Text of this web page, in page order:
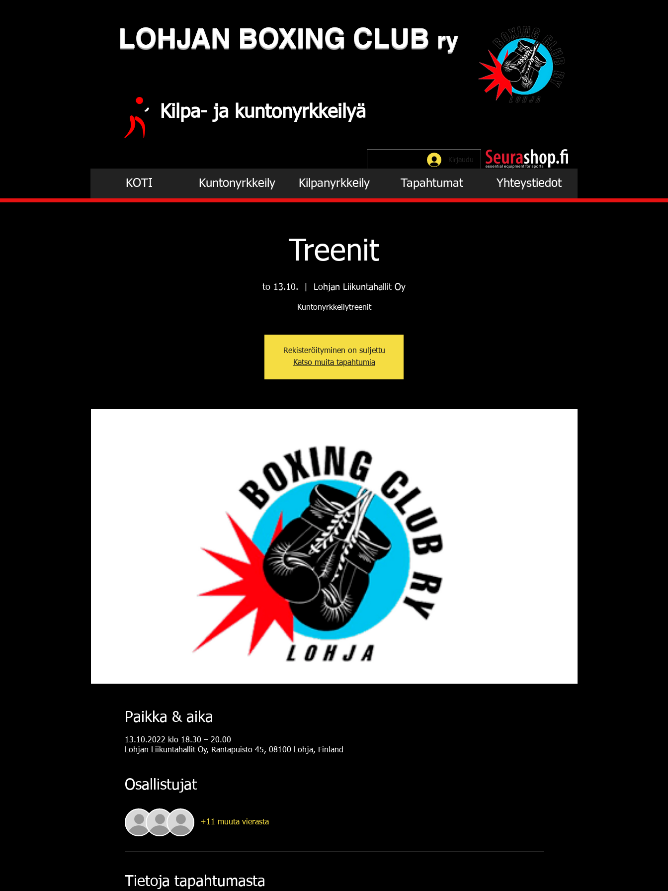
LOHJAN ​BOXING CLUB ry
Kilpa- ja kuntonyrkkeilyä
Kirjaudu
KOTI Kuntonyrkkeily Kilpanyrkkeily Tapahtumat Yhteystiedot
Treenit
to 13.10. Lohjan Liikuntahallit Oy
Kuntonyrkkeilytreenit
Rekisteröityminen on suljettu
Katso muita tapahtumia
Paikka & aika
13.10.2022 klo 18.30 – 20.00
Lohjan Liikuntahallit Oy, Rantapuisto 45, 08100 Lohja, Finland
Osallistujat
+11 muuta vierasta
Tietoja tapahtumasta